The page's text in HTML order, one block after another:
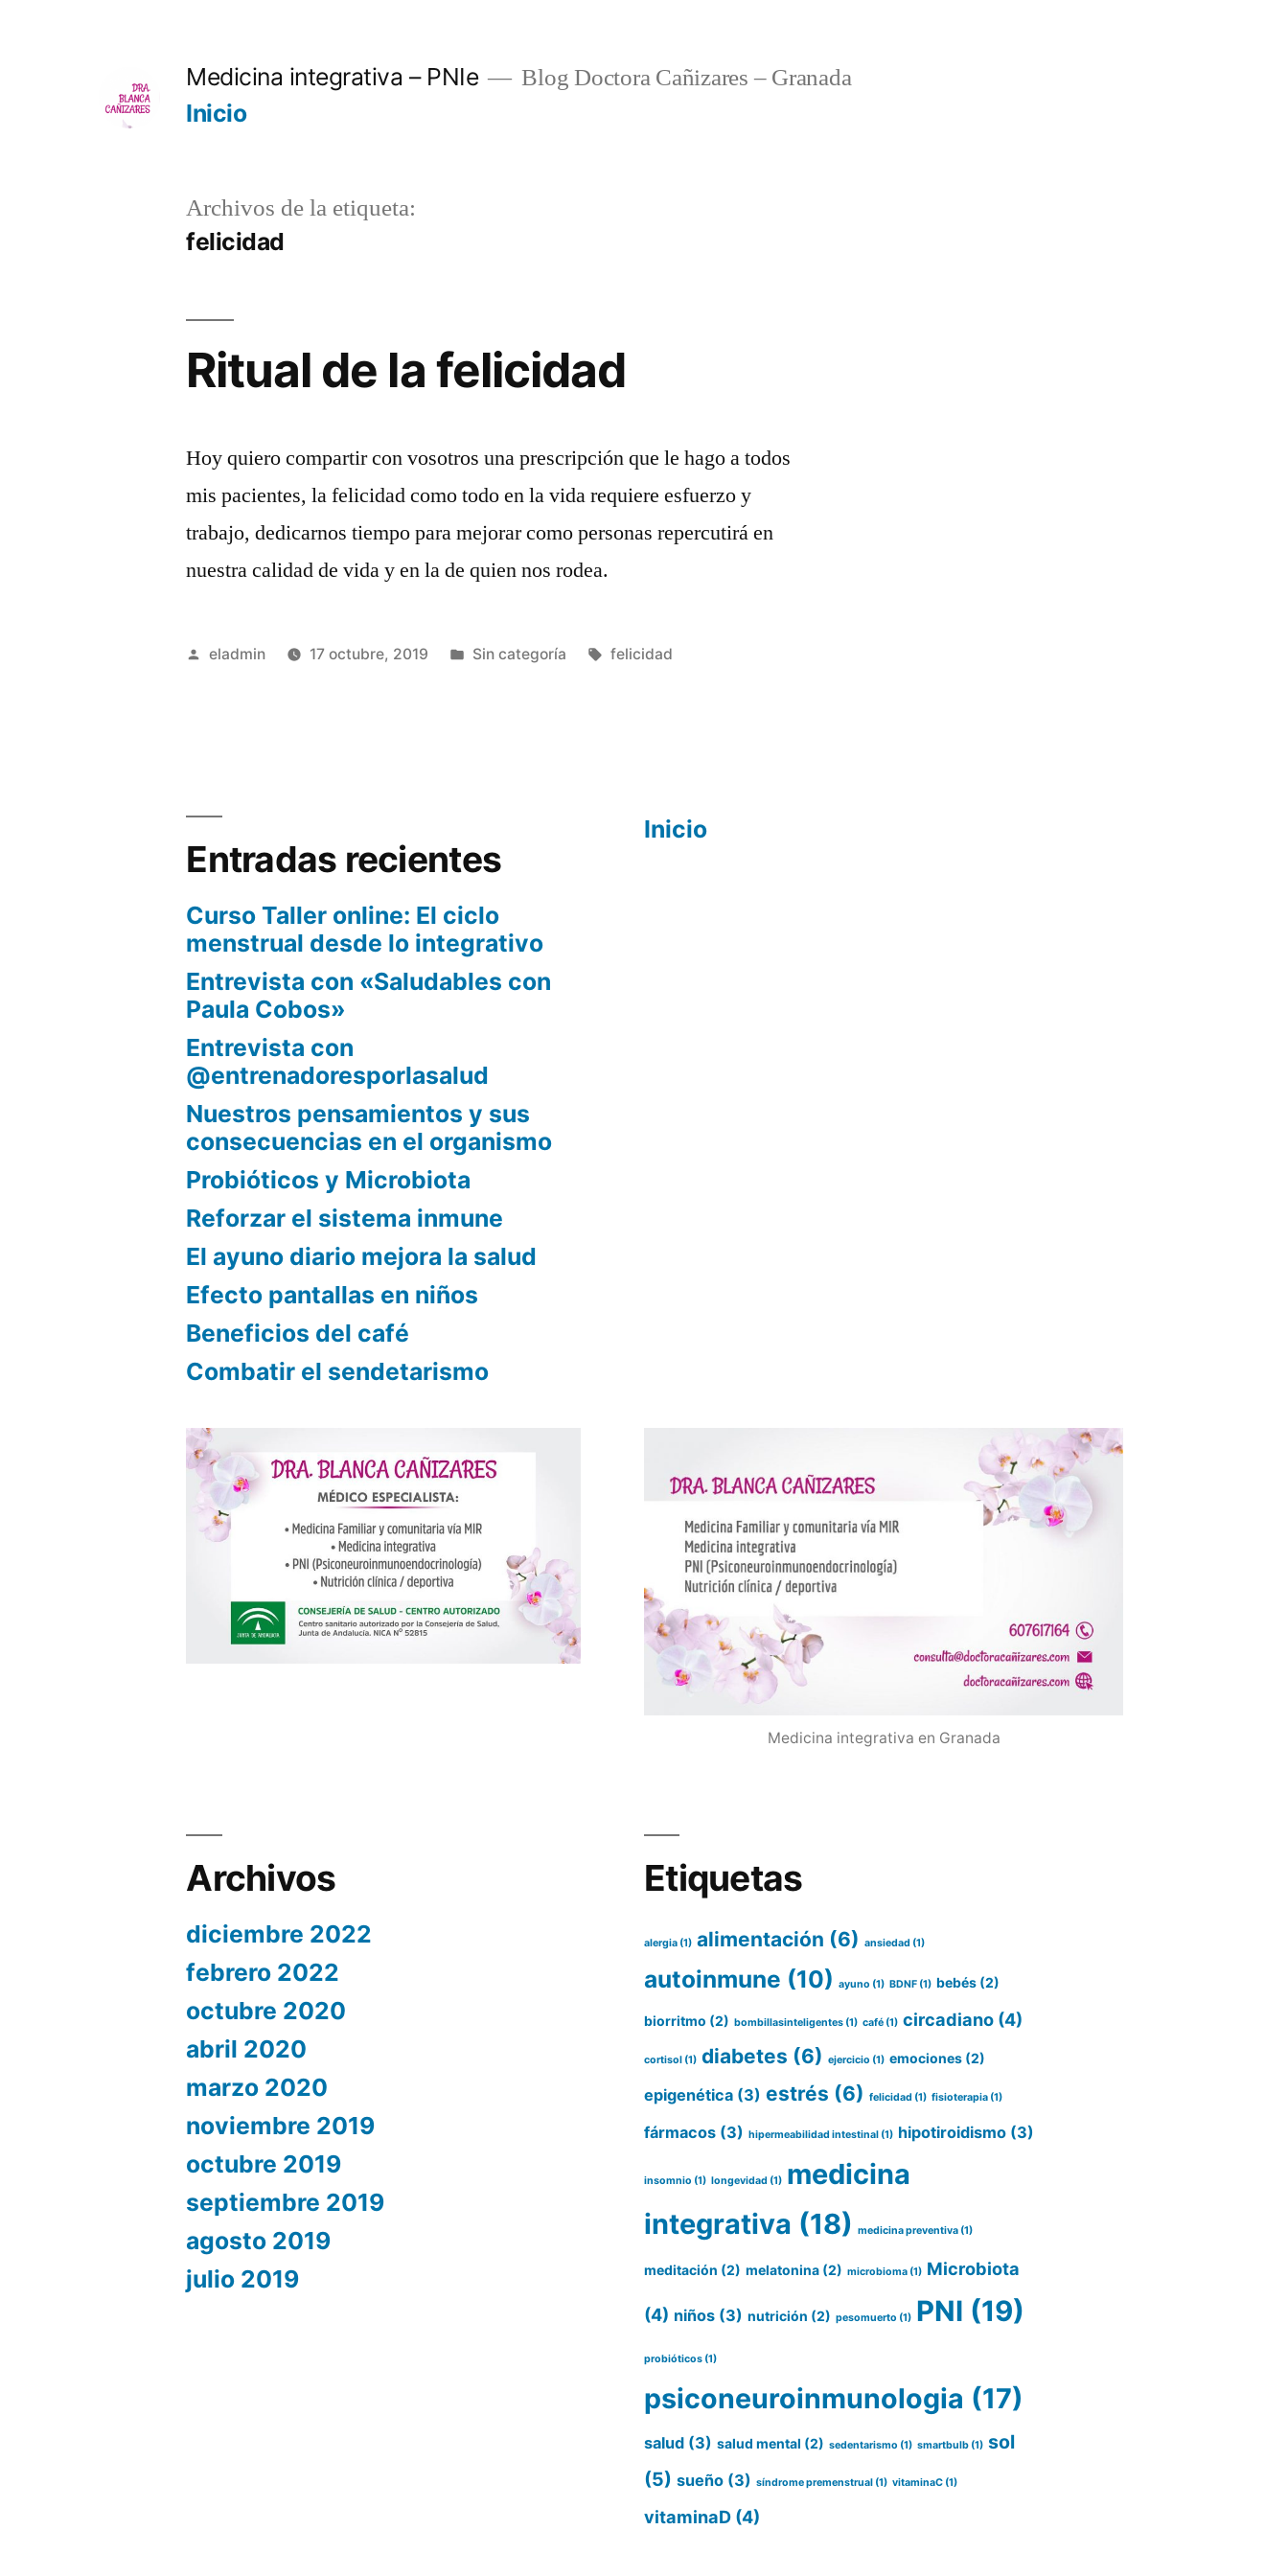
Medicina integrativa – PNIe Blog Doctora Cañizares – Granada
Inicio
Archivos de la etiqueta:
felicidad
Ritual de la felicidad
Hoy quiero compartir con vosotros una prescripción que le hago a todos
mis pacientes, la felicidad como todo en la vida requiere esfuerzo y
trabajo, dedicarnos tiempo para mejorar como personas repercutirá en
nuestra calidad de vida y en la de quien nos rodea.
Publicado
eladmin 17 octubre, 2019
Publicado
Sin categoría Etiquetas:
felicidad
Entradas recientes
Curso Taller online: El ciclo
menstrual desde lo integrativo
Entrevista con «Saludables con
Paula Cobos»
Entrevista con
@entrenadoresporlasalud
Nuestros pensamientos y sus
consecuencias en el organismo
Probióticos y Microbiota
Reforzar el sistema inmune
El ayuno diario mejora la salud
Efecto pantallas en niños
Beneficios del café
Combatir el sendetarismo
Inicio
Medicina integrativa en Granada
Archivos
diciembre 2022
febrero 2022
octubre 2020
abril 2020
marzo 2020
noviembre 2019
octubre 2019
septiembre 2019
agosto 2019
julio 2019
Etiquetas
alergia (1) alimentación (6) ansiedad (1)
autoinmune (10) ayuno (1) BDNF (1) bebés (2)
biorritmo (2) bombillasinteligentes (1) café (1) circadiano (4)
cortisol (1) diabetes (6) ejercicio (1) emociones (2)
epigenética (3) estrés (6) felicidad (1) fisioterapia (1)
fármacos (3) hipermeabilidad intestinal (1) hipotiroidismo (3)
insomnio (1) longevidad (1) medicina
integrativa (18) medicina preventiva (1)
meditación (2) melatonina (2) microbioma (1) Microbiota
(4) niños (3) nutrición (2) pesomuerto (1) PNI (19)
probióticos (1)
psiconeuroinmunologia (17)
salud (3) salud mental (2) sedentarismo (1) smartbulb (1) sol
(5) sueño (3) síndrome premenstrual (1) vitaminaC (1)
vitaminaD (4)